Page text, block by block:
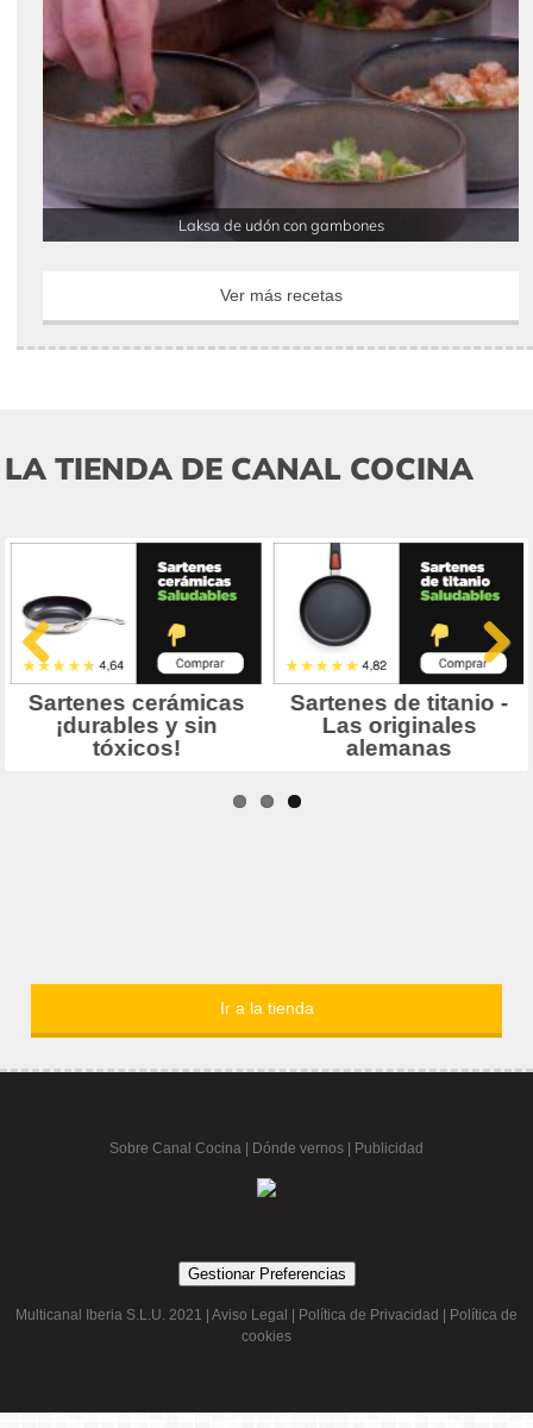
Laksa de udón con gambones
Ver más recetas
LA TIENDA DE CANAL COCINA
Ir a la tienda
Sobre Canal Cocina Dónde vernos | Publicidad
Gestionar Preferencias
Multicanal Iberia S.L.U. 2021 | Aviso Legal Política de Privacidad
Política de
cookies